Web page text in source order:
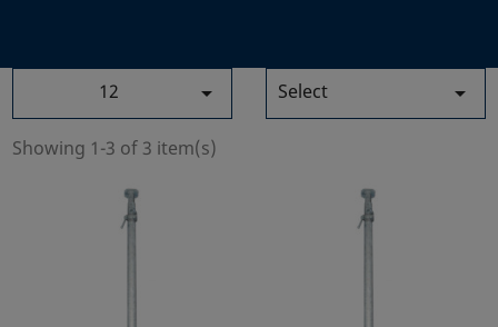
12  Select 
Showing 1-3 of 3 item(s)